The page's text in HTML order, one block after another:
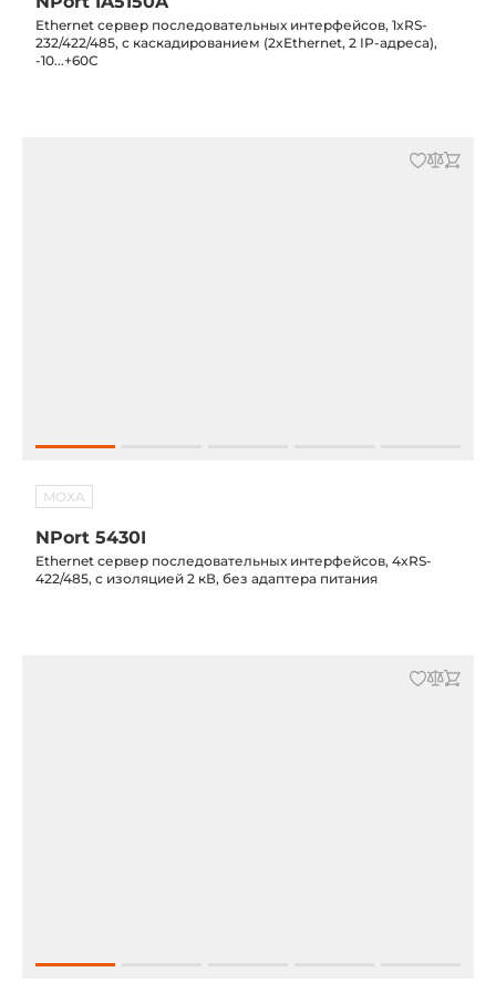
Ethernet сервер последовательных интерфейсов, 1xRS-
232/422/485, с каскадированием (2xEthernet, 2 IP-адреса),
-10...+60С
MOXA
NPort 5430I
Ethernet сервер последовательных интерфейсов, 4xRS-
422/485, с изоляцией 2 кВ, без адаптера питания